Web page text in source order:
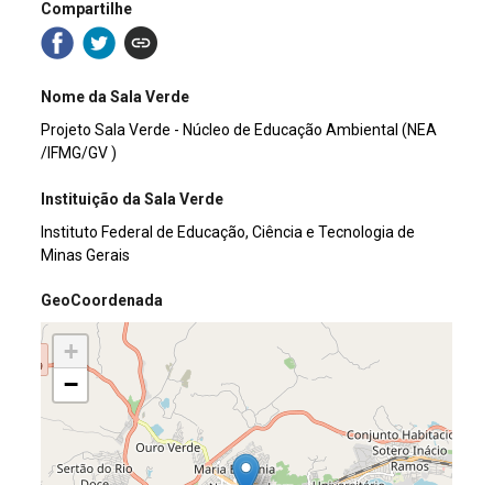
Compartilhe
Nome da Sala Verde
Projeto Sala Verde - Núcleo de Educação Ambiental (NEA
/IFMG/GV )
Instituição da Sala Verde
Instituto Federal de Educação, Ciência e Tecnologia de
Minas Gerais
GeoCoordenada
+
−